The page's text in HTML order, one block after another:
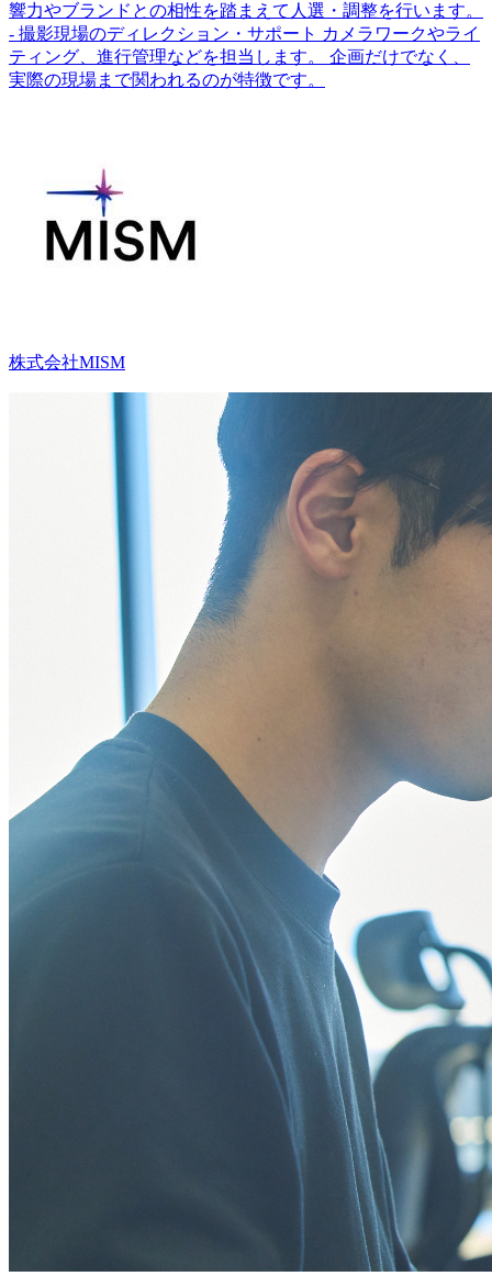
響力やブランドとの相性を踏まえて人選・調整を行います。
- 撮影現場のディレクション・サポート カメラワークやライ
ティング、進行管理などを担当します。 企画だけでなく、
実際の現場まで関われるのが特徴です。
株式会社MISM